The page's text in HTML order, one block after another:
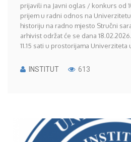
prijavili na Javni oglas / konkurs od
prijem u radni odnos na
historiju na radno mjesto Stručni
arhivist održat će se dana
11.15 sati u prostorijama Univerziteta
INSTITUT 613